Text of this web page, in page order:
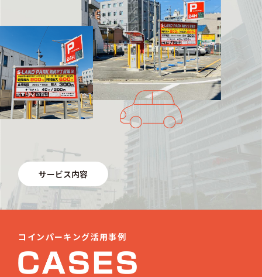
サービス内容
コインパーキング活用事例